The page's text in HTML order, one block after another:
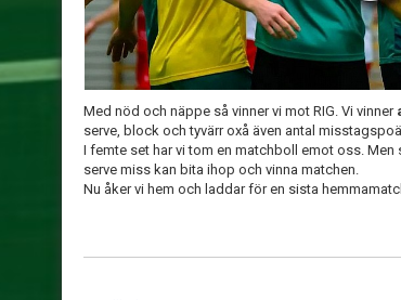
Med nöd och näppe så vinner vi mot RIG. Vi vinner
serve, block och tyvärr oxå även antal
I femte set har vi tom en matchboll emot oss.
serve miss kan bita ihop och vinna matchen.
Nu åker vi hem och laddar för en sista